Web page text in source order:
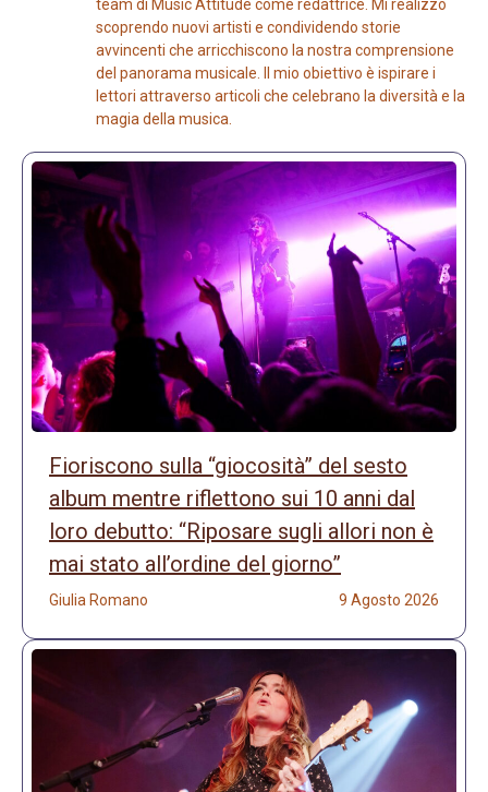
team di Music Attitude come redattrice. Mi realizzo
scoprendo nuovi artisti e condividendo storie
avvincenti che arricchiscono la nostra comprensione
del panorama musicale. Il mio obiettivo è ispirare i
lettori attraverso articoli che celebrano la diversità e la
magia della musica.
Fioriscono sulla “giocosità” del sesto
album mentre riflettono sui 10 anni dal
loro debutto: “Riposare sugli allori non è
mai stato all’ordine del giorno”
Giulia Romano 9 Agosto 2026